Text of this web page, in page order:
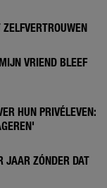
VRIEND BLEEF
HUN PRIVÉLEVEN:
JAAR ZÓNDER DAT